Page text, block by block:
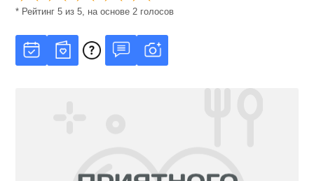
* Рейтинг5 из5 , на основе 2 голосов